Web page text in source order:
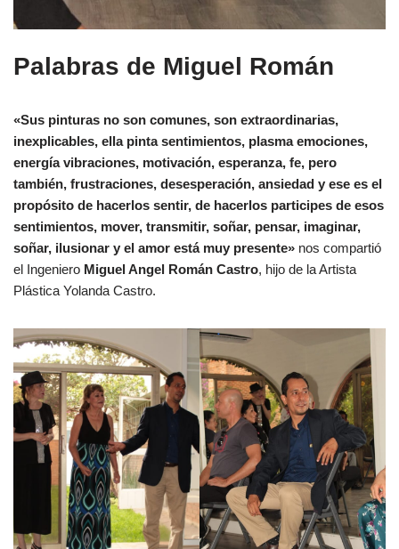
Palabras de Miguel Román
«Sus pinturas no son comunes, son extraordinarias,
inexplicables, ella pinta sentimientos, plasma emociones,
energía vibraciones, motivación, esperanza, fe, pero
también, frustraciones, desesperación, ansiedad y ese es el
propósito de hacerlos sentir, de hacerlos participes de esos
sentimientos, mover, transmitir, soñar, pensar, imaginar,
soñar, ilusionar y el amor está muy presente» nos compartió
el Ingeniero Miguel Angel Román Castro, hijo de la Artista
Plástica Yolanda Castro.